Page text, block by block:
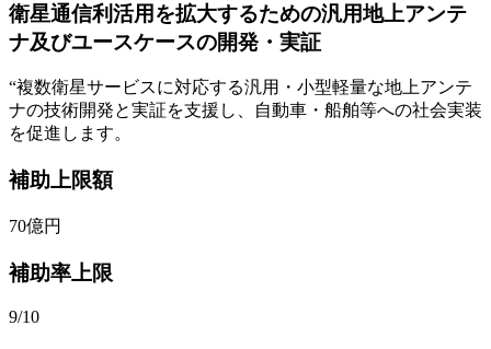
衛星通信利活用を拡大するための汎用地上アンテ
ナ及びユースケースの開発・実証
“複数衛星サービスに対応する汎用・小型軽量な地上アンテ
ナの技術開発と実証を支援し、自動車・船舶等への社会実装
を促進します。
補助上限額
70億円
補助率上限
9/10